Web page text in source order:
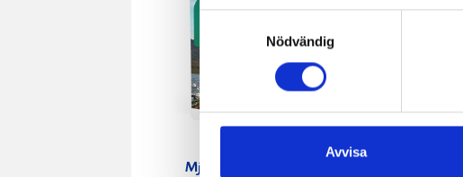
Nödvändig
Avvisa
Mjölk 3% 1